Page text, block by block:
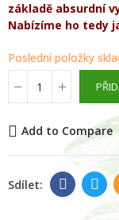
základě absurdní
Nabízíme ho tedy
Poslední položky
Add to Compare